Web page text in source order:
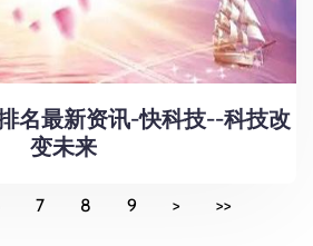
名最新资讯-快科技--科技改
变未来
7 8 9 > >>